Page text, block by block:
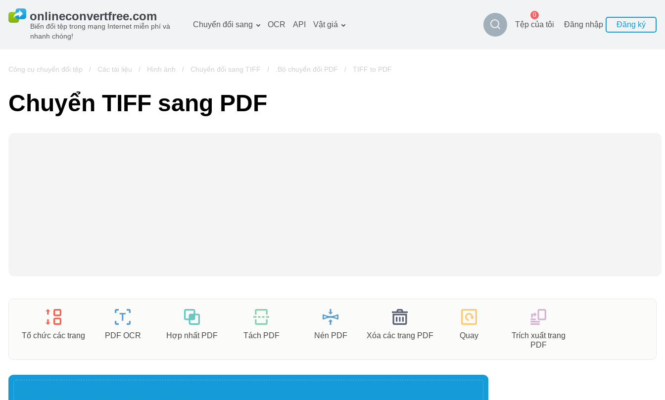
Biến đổi tệp trong mạng Internet miễn phí và
nhanh chóng!
Chuyển đổi sang
Hình ảnh công cụ chuyển
Âm thanh công cụ
chuyển đổi
OCR API Vật giá Tệp của tôi
0
Đăng nhập Đăng ký
Công cụ chuyển đổi tệp / Các tài liệu / Hình ảnh / Chuyển đổi sang TIFF / .Bộ chuyển đổi PDF / TIFF to PDF
Chuyển TIFF sang PDF
Tổ chức các trang PDF OCR Hợp nhất PDF Tách PDF Nén PDF Xóa các trang PDF Quay
Trích xuất trang
PDF